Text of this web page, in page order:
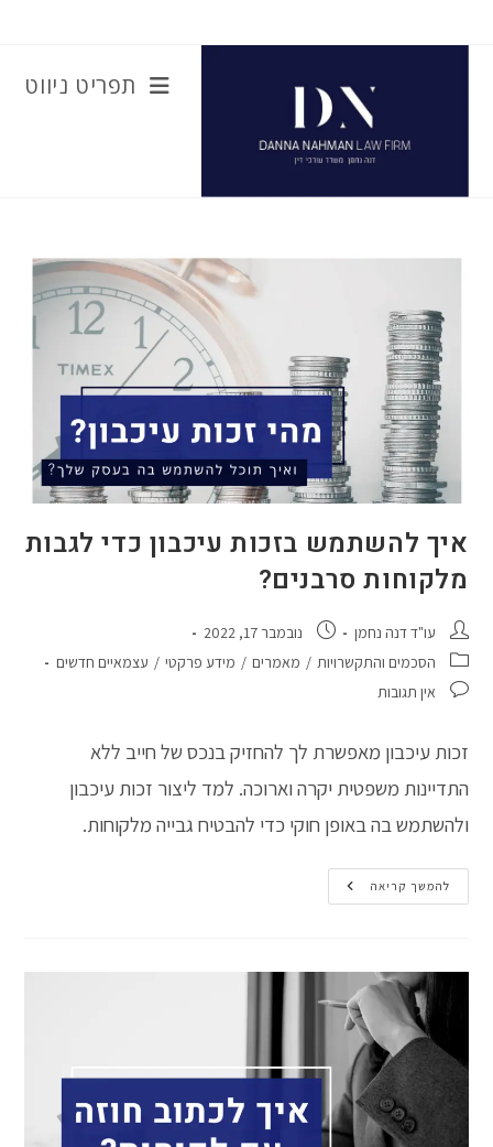
תפריט ניווט
איך להשתמש בזכות עיכבון כדי לגבות
מלקוחות סרבנים?
מחבר:עו"ד דנה נחמן פורסם:נובמבר 17, 2022
קטגוריה:הסכמים והתקשרויות / מאמרים / מידע פרקטי / עצמאיים חדשים
תגובות:אין תגובות
זכות עיכבון מאפשרת לך להחזיק בנכס של חייב ללא
התדיינות משפטית יקרה וארוכה. למד ליצור זכות עיכבון
ולהשתמש בה באופן חוקי כדי להבטיח גבייה מלקוחות.
להמשך קריאה איך
להשתמש
סרבנים?